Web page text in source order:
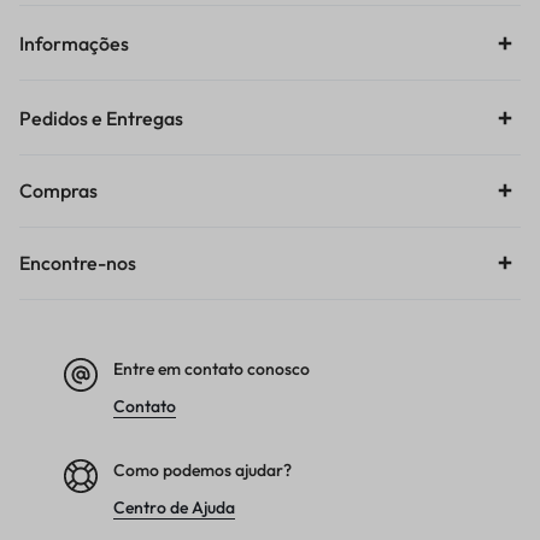
Informações
Pedidos e Entregas
Compras
Encontre-nos
Entre em contato conosco
Contato
Como podemos ajudar?
Centro de Ajuda